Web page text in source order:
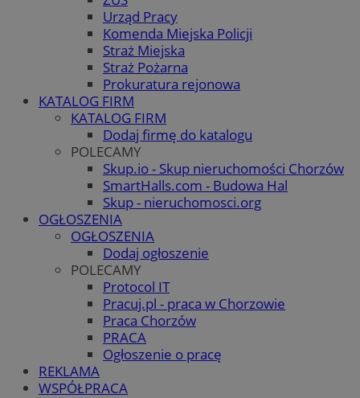
Urząd Pracy
Komenda Miejska Policji
Straż Miejska
Straż Pożarna
Prokuratura rejonowa
KATALOG FIRM
KATALOG FIRM
Dodaj firmę do katalogu
POLECAMY
Skup.io - Skup nieruchomości Chorzów
SmartHalls.com - Budowa Hal
Skup - nieruchomosci.org
OGŁOSZENIA
OGŁOSZENIA
Dodaj ogłoszenie
POLECAMY
Protocol IT
Pracuj.pl - praca w Chorzowie
Praca Chorzów
PRACA
Ogłoszenie o pracę
REKLAMA
WSPÓŁPRACA